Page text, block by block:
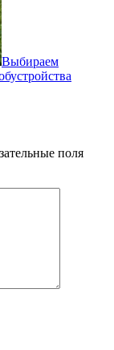
Выбираем
поля